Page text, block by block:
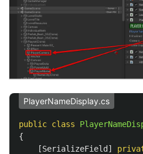
PlayerNameDisplay.cs
public class
{
[SerializeField ]